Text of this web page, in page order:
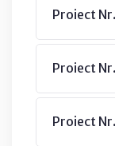
Proiect
Proiect
Proiect